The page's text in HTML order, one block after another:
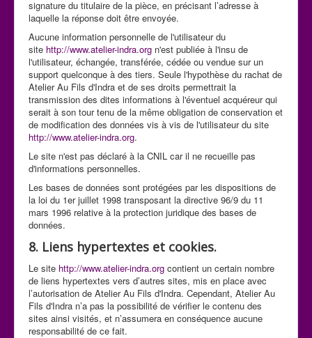
signature du titulaire de la pièce, en précisant l’adresse à
laquelle la réponse doit être envoyée.
Aucune information personnelle de l'utilisateur du
site http://www.atelier-indra.org n'est publiée à l'insu de
l'utilisateur, échangée, transférée, cédée ou vendue sur un
support quelconque à des tiers. Seule l'hypothèse du rachat de
Atelier Au Fils d'Indra et de ses droits permettrait la
transmission des dites informations à l'éventuel acquéreur qui
serait à son tour tenu de la même obligation de conservation et
de modification des données vis à vis de l'utilisateur du site
http://www.atelier-indra.org.
Le site n'est pas déclaré à la CNIL car il ne recueille pas
d'informations personnelles.
Les bases de données sont protégées par les dispositions de
la loi du 1er juillet 1998 transposant la directive 96/9 du 11
mars 1996 relative à la protection juridique des bases de
données.
8. Liens hypertextes et cookies.
Le site http://www.atelier-indra.org contient un certain nombre
de liens hypertextes vers d’autres sites, mis en place avec
l’autorisation de Atelier Au Fils d'Indra. Cependant, Atelier Au
Fils d'Indra n’a pas la possibilité de vérifier le contenu des
sites ainsi visités, et n’assumera en conséquence aucune
responsabilité de ce fait.